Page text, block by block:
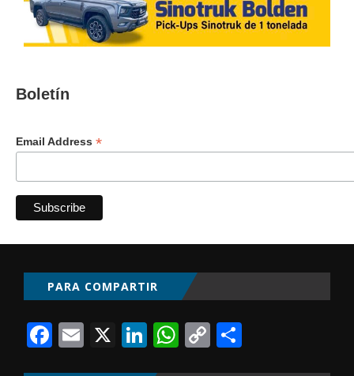
Boletín
Email Address *
PARA COMPARTIR
Facebook
Email
X LinkedIn
WhatsApp
Copy